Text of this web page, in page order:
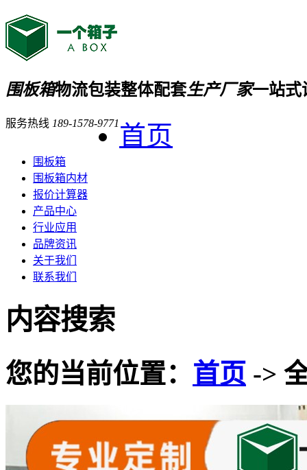
围板箱物流包装整体配套生产厂家一站式
服务热线 189-1578-9771 首页
围板箱
围板箱内材
报价计算器
产品中心
行业应用
品牌资讯
关于我们
联系我们
内容搜索
您的当前位置： 首页 ->